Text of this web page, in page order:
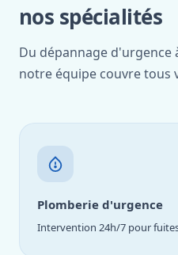
nos spécialités
Du dépannage
notre équipe couvre tous
Plomberie d'urgence
Intervention 24h/7 pour